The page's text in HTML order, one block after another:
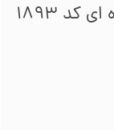
رنگ پارچه اوپک ساده سوداکو فیروزه ای کد 1893